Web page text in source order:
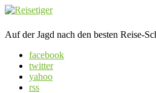
Auf der Jagd nach den besten Reise-
facebook
twitter
yahoo
rss